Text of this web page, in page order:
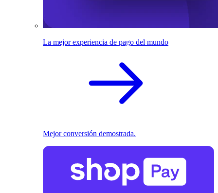
La mejor experiencia de pago del mundo
Mejor conversión demostrada.